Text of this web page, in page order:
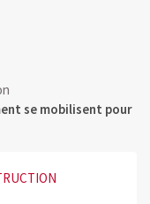
se mobilisent pour